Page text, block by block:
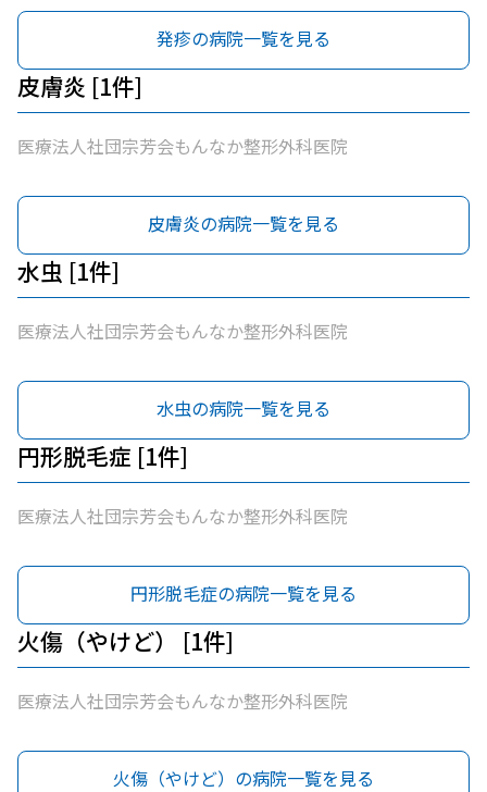
発疹の病院一覧を見る
皮膚炎 [1件]
医療法人社団宗芳会もんなか整形外科医院
皮膚炎の病院一覧を見る
水虫 [1件]
医療法人社団宗芳会もんなか整形外科医院
水虫の病院一覧を見る
円形脱毛症 [1件]
医療法人社団宗芳会もんなか整形外科医院
円形脱毛症の病院一覧を見る
火傷（やけど） [1件]
医療法人社団宗芳会もんなか整形外科医院
火傷（やけど）の病院一覧を見る